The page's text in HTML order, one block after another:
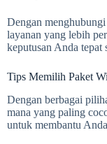
Dengan
layanan yang lebih
keputusan Anda tepat
Tips Memilih Paket
Dengan berbagai
mana yang paling
untuk membantu